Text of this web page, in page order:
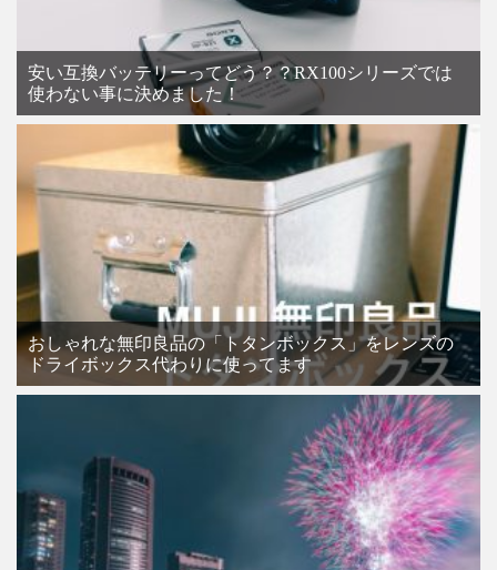
安い互換バッテリーってどう？？RX100シリーズでは
使わない事に決めました！
おしゃれな無印良品の「トタンボックス」をレンズの
ドライボックス代わりに使ってます